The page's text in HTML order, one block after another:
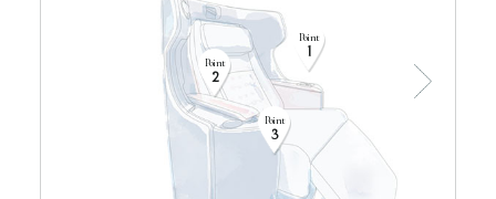
Point
1
Point
2
Point
3